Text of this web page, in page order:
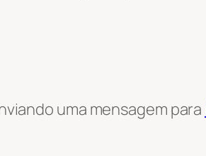
uma mensagem para